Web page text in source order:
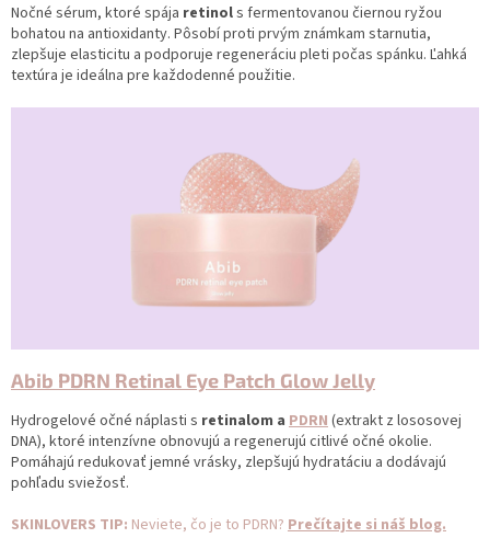
Nočné sérum, ktoré spája retinols fermentovanou čiernou ryžou
bohatou na antioxidanty. Pôsobí proti prvým známkam starnutia,
zlepšuje elasticitu a podporuje regeneráciu pleti počas spánku. Ľahká
textúra je ideálna pre každodenné použitie.
Abib PDRN Retinal Eye Patch Glow Jelly
Hydrogelové očné náplasti s retinalom a PDRN (extrakt z lososovej
DNA), ktoré intenzívne obnovujú a regenerujú citlivé očné okolie.
Pomáhajú redukovať jemné vrásky, zlepšujú hydratáciu a dodávajú
pohľadu sviežosť.
SKINLOVERS TIP: Neviete, čo je to PDRN? Prečítajte si náš blog.